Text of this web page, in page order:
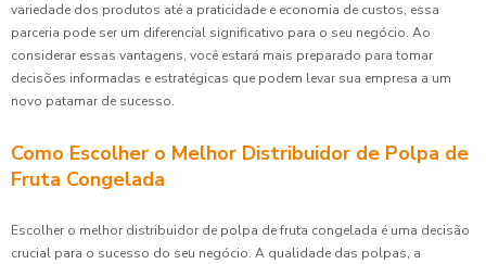
variedade dos produtos até a praticidade e economia de custos, essa
parceria pode ser um diferencial significativo para o seu negócio. Ao
considerar essas vantagens, você estará mais preparado para tomar
decisões informadas e estratégicas que podem levar sua empresa a um
novo patamar de sucesso.
Como Escolher o Melhor Distribuidor de Polpa de
Fruta Congelada
Escolher o melhor distribuidor de polpa de fruta congelada é uma decisão
crucial para o sucesso do seu negócio. A qualidade das polpas, a